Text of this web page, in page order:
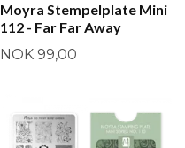
Moyra Stempelplate Mini
112 - Far Far Away
NOK 99,00